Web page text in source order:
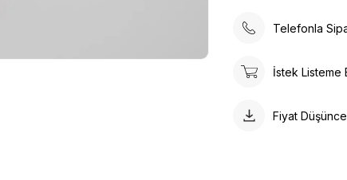
Telefonla
İstek Listeme
Fiyat